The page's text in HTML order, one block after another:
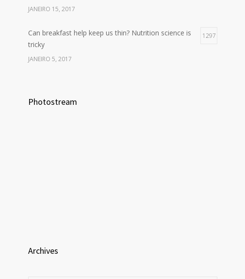
JANEIRO 15, 2017
Can breakfast help keep us thin? Nutrition science is
tricky
1297
JANEIRO 5, 2017
Photostream
Archives